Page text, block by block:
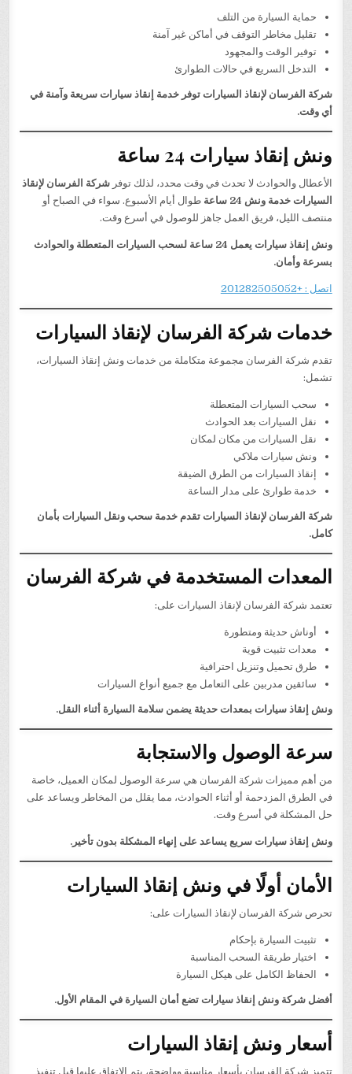
حماية السيارة من التلف
تقليل مخاطر التوقف في أماكن غير آمنة
توفير الوقت والمجهود
التدخل السريع في حالات الطوارئ
شركة الفرسان لإنقاذ السيارات توفر خدمة إنقاذ سيارات سريعة وآمنة في
أي وقت.
ونش إنقاذ سيارات 24 ساعة
الأعطال والحوادث لا تحدث في وقت محدد، لذلك توفرشركة الفرسان لإنقاذ
السيارات خدمة ونش 24 ساعة
طوال أيام الأسبوع. سواء في الصباح أو
منتصف الليل، فريق العمل جاهز للوصول في أسرع وقت.
ونش إنقاذ سيارات يعمل 24 ساعة لسحب السيارات المتعطلة والحوادث
بسرعة وأمان.
اتصل : +201282505052
خدمات شركة الفرسان لإنقاذ السيارات
تقدم شركة الفرسان مجموعة متكاملة من خدمات ونش إنقاذ السيارات،
تشمل:
سحب السيارات المتعطلة
نقل السيارات بعد الحوادث
نقل السيارات من مكان لمكان
ونش سيارات ملاكي
إنقاذ السيارات من الطرق الضيقة
خدمة طوارئ على مدار الساعة
شركة الفرسان لإنقاذ السيارات تقدم خدمة سحب ونقل السيارات بأمان
كامل.
المعدات المستخدمة في شركة الفرسان
تعتمد شركة الفرسان لإنقاذ السيارات على:
أوناش حديثة ومتطورة
معدات تثبيت قوية
طرق تحميل وتنزيل احترافية
سائقين مدربين على التعامل مع جميع أنواع السيارات
ونش إنقاذ سيارات بمعدات حديثة يضمن سلامة السيارة أثناء النقل.
سرعة الوصول والاستجابة
من أهم مميزات شركة الفرسان هي سرعة الوصول لمكان العميل، خاصة
في الطرق المزدحمة أو أثناء الحوادث، مما يقلل من المخاطر ويساعد على
حل المشكلة في أسرع وقت.
ونش إنقاذ سيارات سريع يساعد على إنهاء المشكلة بدون تأخير.
الأمان أولًا في ونش إنقاذ السيارات
تحرص شركة الفرسان لإنقاذ السيارات على:
تثبيت السيارة بإحكام
اختيار طريقة السحب المناسبة
الحفاظ الكامل على هيكل السيارة
أفضل شركة ونش إنقاذ سيارات تضع أمان السيارة في المقام الأول.
أسعار ونش إنقاذ السيارات
تتميز شركة الفرسان بأسعار مناسبة وواضحة، يتم الاتفاق عليها قبل تنفيذ